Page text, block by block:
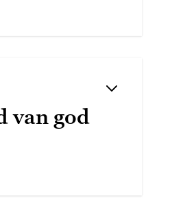
van god